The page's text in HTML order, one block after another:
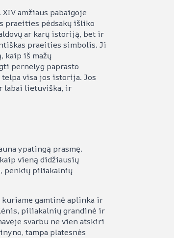
amžiaus pabaigoje
praeities pėdsakų išliko
ar karų istoriją, bet ir
praeities simbolis. Ji
kaip iš mažų
pernelyg paprasto
visa jos istorija. Jos
labai lietuviška, ir
ypatingą prasmę.
vieną didžiausių
penkių piliakalnių
gamtinė aplinka ir
piliakalnių grandinė ir
svarbu ne vien atskiri
tampa platesnės